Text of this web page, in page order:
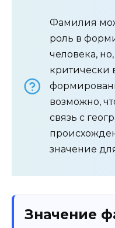
Фамилия
роль в
человека,
критически
возможно,
связь с
значение
Значение